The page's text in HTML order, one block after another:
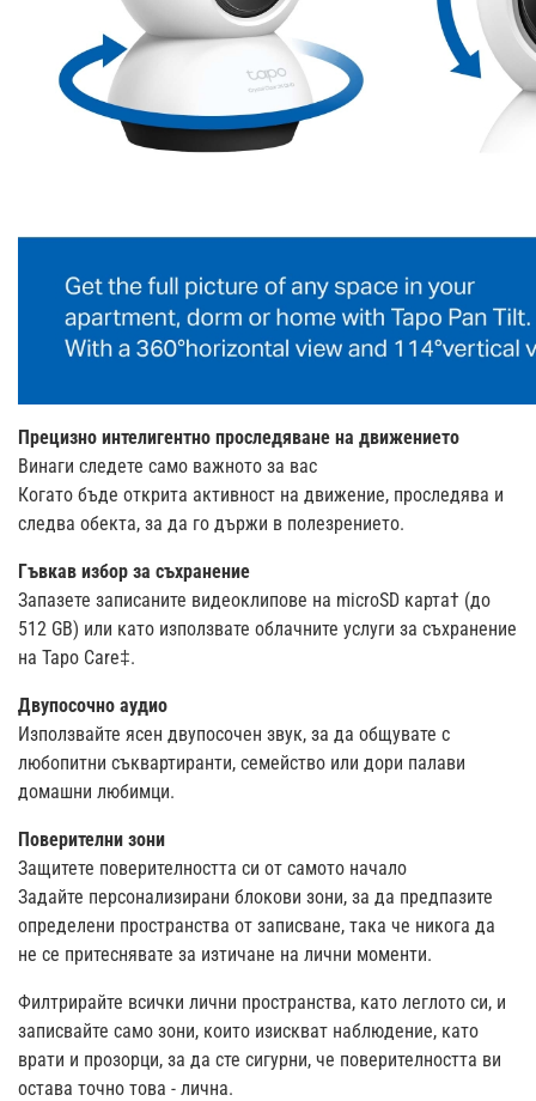
Прецизно интелигентно проследяване на движението
Винаги следете само важното за вас
Когато бъде открита активност на движение, проследява и
следва обекта, за да го държи в полезрението.
Гъвкав избор за съхранение
Запазете записаните видеоклипове на microSD карта† (до
512 GB) или като използвате облачните услуги за съхранение
на Tapo Care‡.
Двупосочно аудио
Използвайте ясен двупосочен звук, за да общувате с
любопитни съквартиранти, семейство или дори палави
домашни любимци.
Поверителни зони
Защитете поверителността си от самото начало
Задайте персонализирани блокови зони, за да предпазите
определени пространства от записване, така че никога да
не се притеснявате за изтичане на лични моменти.
Филтрирайте всички лични пространства, като леглото си, и
записвайте само зони, които изискват наблюдение, като
врати и прозорци, за да сте сигурни, че поверителността ви
остава точно това - лична.